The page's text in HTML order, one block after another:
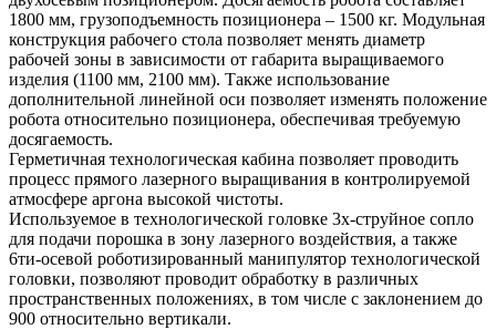
1800 мм, грузоподъемность позиционера – 1500 кг. Модульная
конструкция рабочего стола позволяет менять диаметр
рабочей зоны в зависимости от габарита выращиваемого
изделия (1100 мм, 2100 мм). Также использование
дополнительной линейной оси позволяет изменять положение
робота относительно позиционера, обеспечивая требуемую
досягаемость.
Герметичная технологическая кабина позволяет проводить
процесс прямого лазерного выращивания в контролируемой
атмосфере аргона высокой чистоты.
Используемое в технологической головке 3х-струйное сопло
для подачи порошка в зону лазерного воздействия, а также
6ти-осевой роботизированный манипулятор технологической
головки, позволяют проводит обработку в различных
пространственных положениях, в том числе с заклонением до
900 относительно вертикали.